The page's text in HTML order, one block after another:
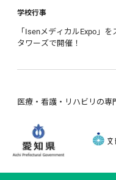
学校行事
「IsenメディカルExpo」を
タワーズで開催！
医療・看護・リハビリの専